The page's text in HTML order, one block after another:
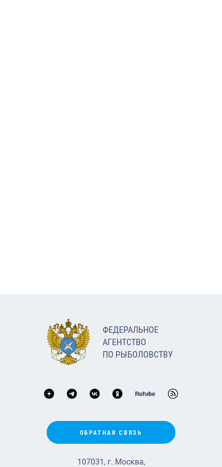
ФЕДЕРАЛЬНОЕ
АГЕНТСТВО
ПО РЫБОЛОВСТВУ
ОБРАТНАЯ СВЯЗЬ
107031, г. Москва,